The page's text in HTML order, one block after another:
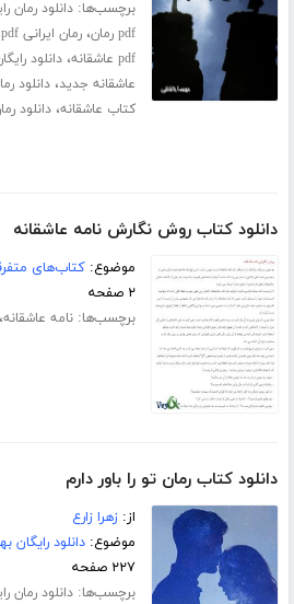
برچسب‌ها:دانلود رمان
pdf رمان
،رمان ایرانی pdf
pdf عاشقانه ،دانلود
عاشقانه جدید،دانلود
کتاب عاشقانه،دانلود
دانلود کتاب روش نگارش نامه عاشقانه
موضوع:کتاب‌های
۲ صفحه
برچسب‌ها:نامه عاشقانه،
دانلود کتاب رمان تو را باور دارم
از:زهرا زارع
موضوع:دانلود رایگان
۲۲۷ صفحه
برچسب‌ها:دانلود رمان